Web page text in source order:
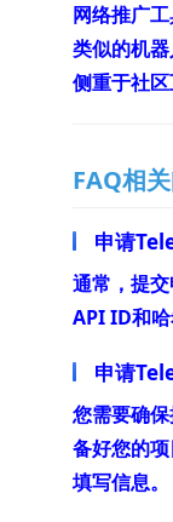
网络推广
类似的机
侧重于社
FAQ相
申请
通常，提
API ID和哈
申请
您需要确
备好您的
填写信息。